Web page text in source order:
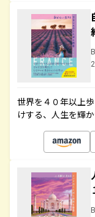
世界を４０年以上
けする、人生を輝